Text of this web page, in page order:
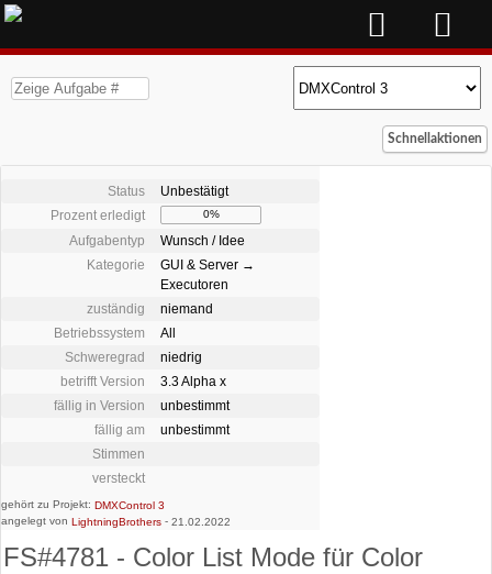
Schnellaktionen
Status
Unbestätigt
Prozent erledigt
0%
Aufgabentyp
Wunsch / Idee
Kategorie
GUI & Server →
Executoren
zuständig
niemand
Betriebssystem
All
Schweregrad
niedrig
betrifft Version
3.3 Alpha x
fällig in Version
unbestimmt
fällig am
unbestimmt
Stimmen
versteckt
gehört zu Projekt: DMXControl 3
angelegt von LightningBrothers - 21.02.2022
FS#4781 - Color List Mode für Color